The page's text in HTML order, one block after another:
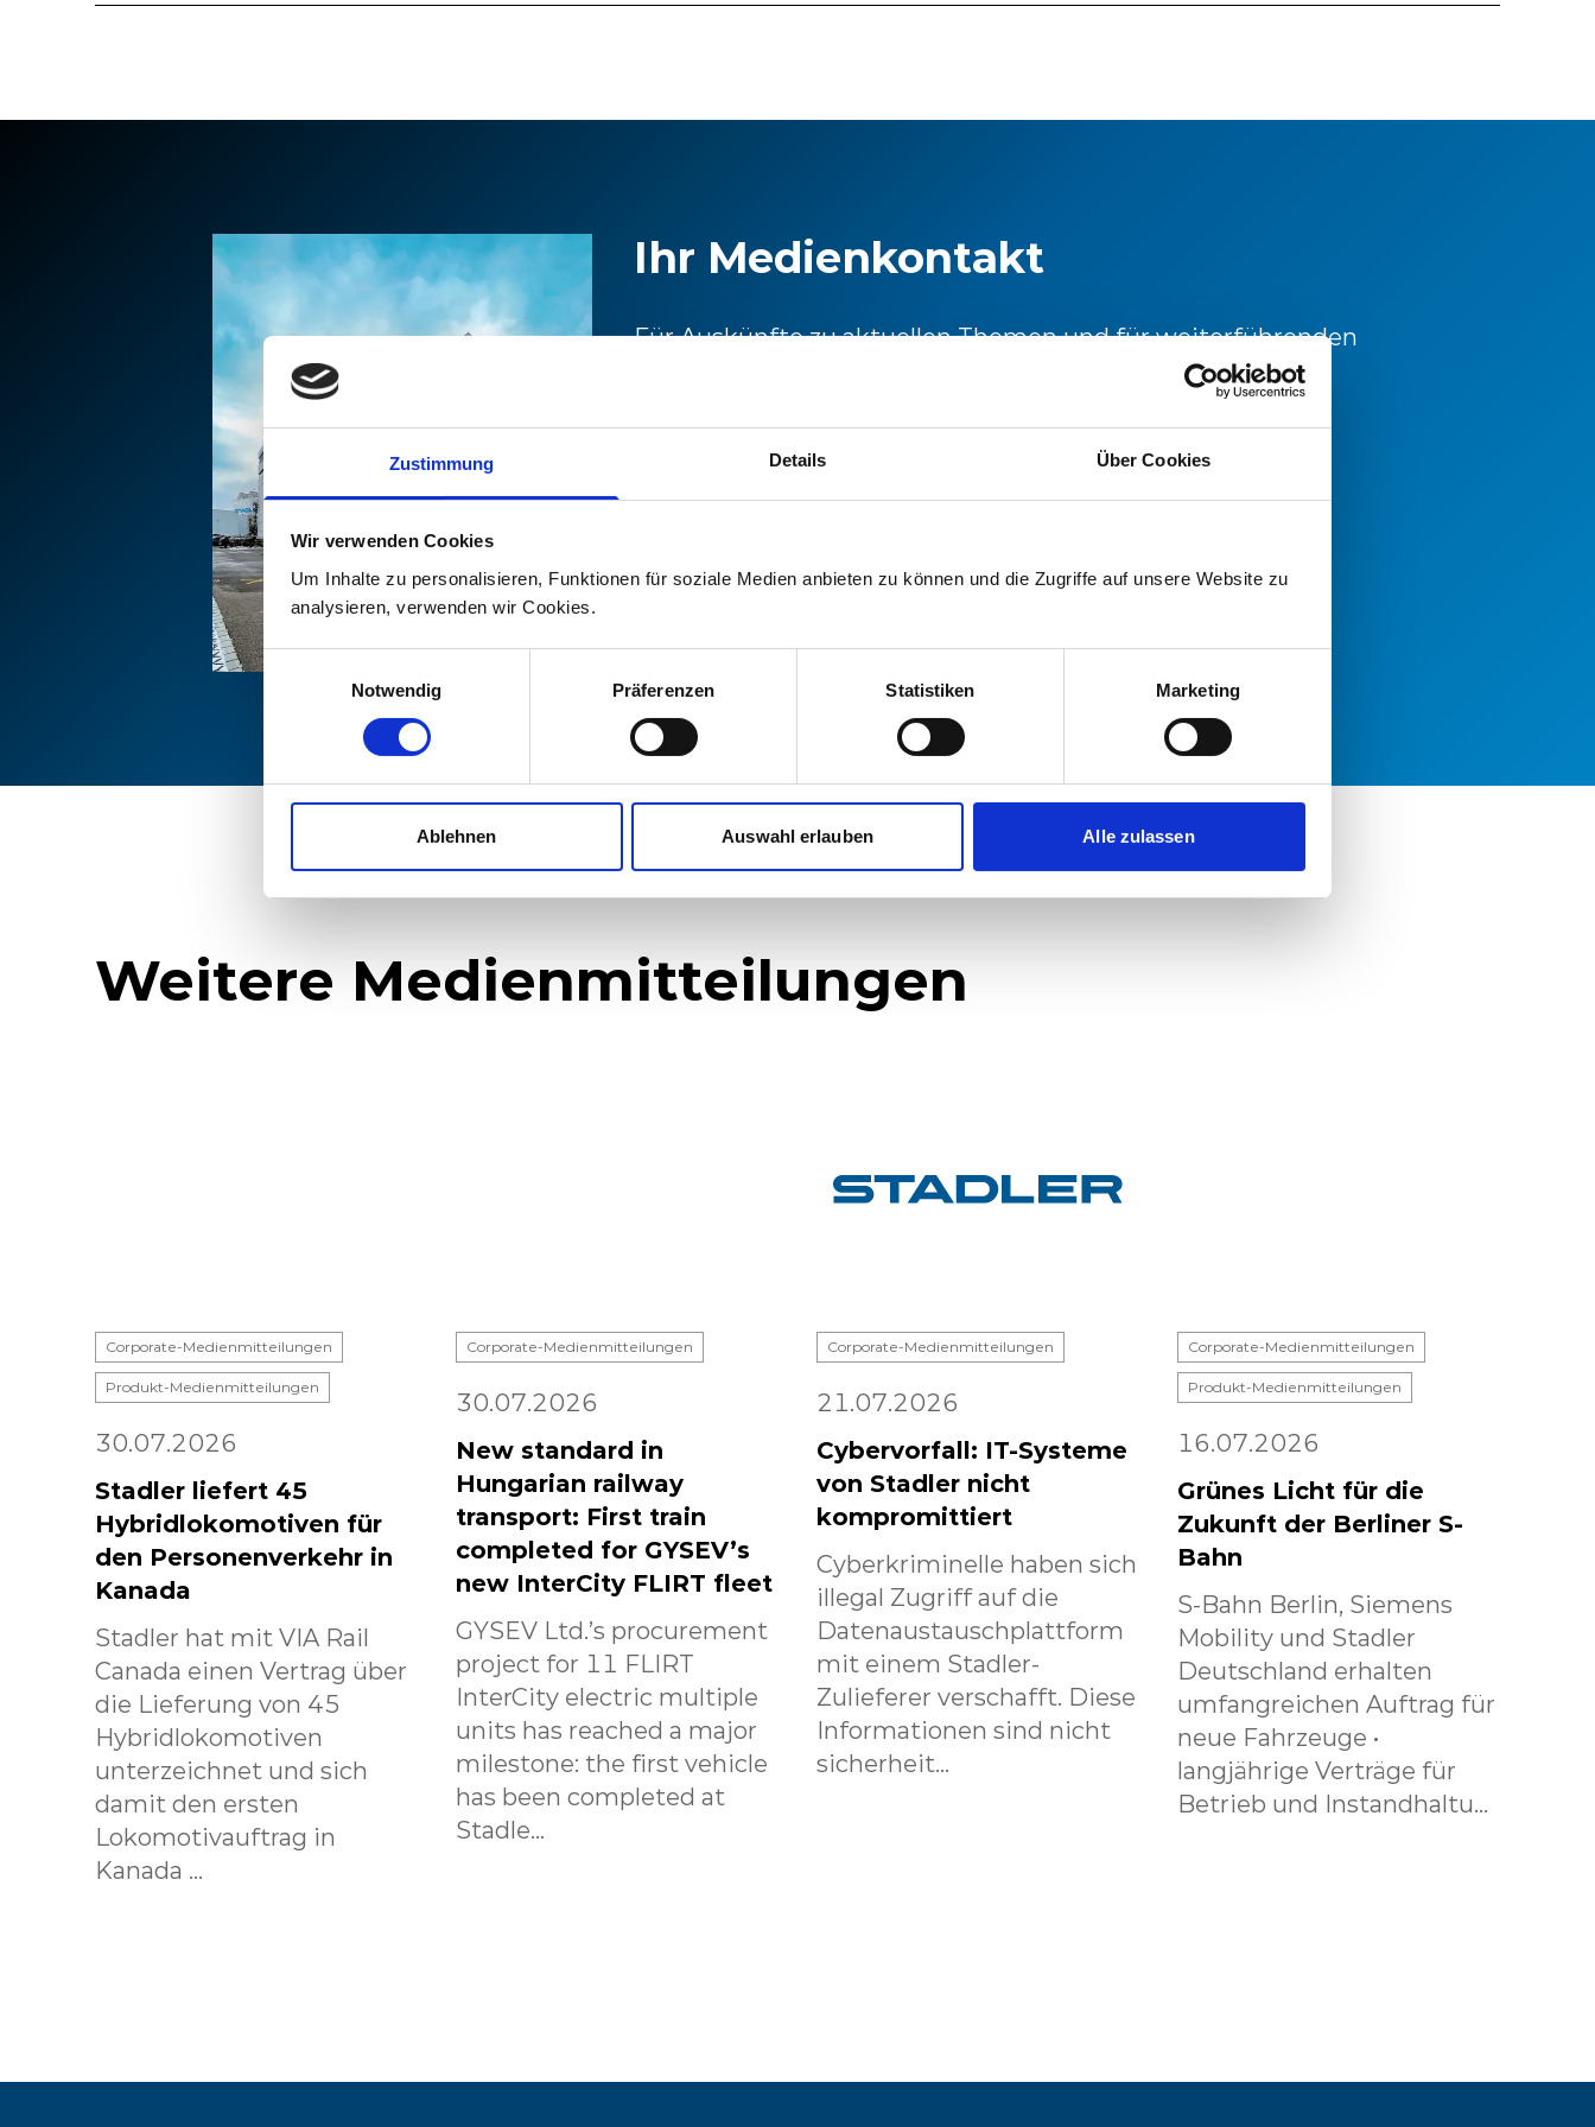
Zustimmung Details Über Cookies
Wir verwenden Cookies
Um Inhalte zu personalisieren, Funktionen für soziale Medien anbieten zu können und die Zugriffe auf unsere Website zu
analysieren, verwenden wir Cookies.
Einwilligungsauswahl
Notwendig
Präferenzen Statistiken Marketing
Ablehnen Auswahl erlauben Alle zulassen
Ihr Medienkontakt
Für Auskünfte zu aktuellen Themen und für weiterführenden
Informationen zu Stadler können Sie sich gerne an unsere
Medienstelle
medien@stadlerrail.com
LinkedInYouTubeFacebookInstagram
Weitere Medienmitteilungen
Corporate-Medienmitteilungen
Produkt-Medienmitteilungen
30.07.2026
Stadler liefert 45
Hybridlokomotiven für
den Personenverkehr in
Kanada
Stadler hat mit VIA Rail
Canada einen Vertrag über
die Lieferung von 45
Hybridlokomotiven
unterzeichnet und sich
damit den ersten
Lokomotivauftrag in
Kanada ...
Corporate-Medienmitteilungen
30.07.2026
New standard in
Hungarian railway
transport: First train
completed for GYSEV’s
new InterCity FLIRT fleet
GYSEV Ltd.’s procurement
project for 11 FLIRT
InterCity electric multiple
units has reached a major
milestone: the first vehicle
has been completed at
Stadle...
Corporate-Medienmitteilungen
21.07.2026
Cybervorfall: IT-Systeme
von Stadler nicht
kompromittiert
Cyberkriminelle haben sich
illegal Zugriff auf die
Datenaustauschplattform
mit einem Stadler-
Zulieferer verschafft. Diese
Informationen sind nicht
sicherheit...
Corporate-Medienmitteilungen
Produkt-Medienmitteilungen
16.07.2026
Grünes Licht für die
Zukunft der Berliner S-
Bahn
S-Bahn Berlin, Siemens
Mobility und Stadler
Deutschland erhalten
umfangreichen Auftrag für
neue Fahrzeuge •
langjährige Verträge für
Betrieb und Instandhaltu...